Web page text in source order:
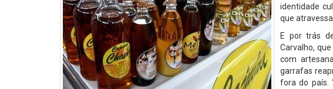
identidade
que
E por trás
Carvalho,
com
garrafas
fora do país.